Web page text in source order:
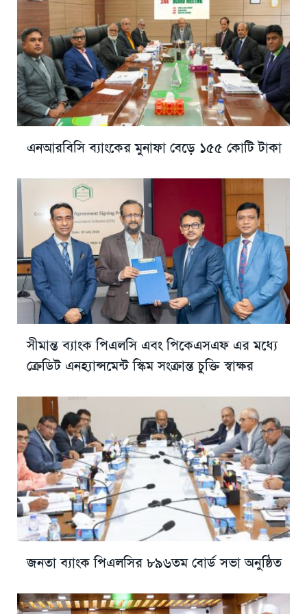
এনআরবিসি ব্যাংকের মুনাফা বেড়ে ১৫৫ কোটি টাকা
সীমান্ত ব্যাংক পিএলসি এবং পিকেএসএফ এর মধ্যে
ক্রেডিট এনহ্যান্সমেন্ট স্কিম সংক্রান্ত চুক্তি স্বাক্ষর
জনতা ব্যাংক পিএলসির ৮৯৬তম বোর্ড সভা অনুষ্ঠিত